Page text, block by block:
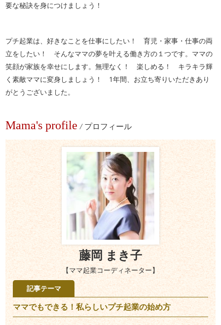
要な秘訣を身につけましょう！
プチ起業は、好きなことを仕事にしたい！ 育児・家事・仕事の両
立をしたい！ そんなママの夢を叶える働き方の１つです。ママの
笑顔が家族を幸せにします。無理なく！ 楽しめる！ キラキラ輝
く素敵ママに変身しましょう！ 1年間、お立ち寄りいただきあり
がとうございました。
Mama's profile / プロフィール
藤岡 まき子
【ママ起業コーディネーター】
記事テーマ
ママでもできる！私らしいプチ起業の始め方